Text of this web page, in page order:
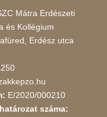
Mátra Erdészeti
és Kollégium
Erdész utca
E/2020/000210
száma: